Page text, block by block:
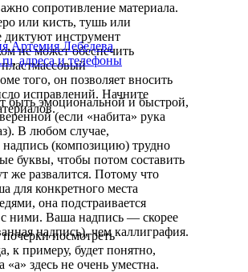
сопротивление материала.
или кисть, тушь или
инструмент
не может обеспечить
того, он позволяет вносить
исправлений. Начните
быть эмоциональной и быстрой,
(если «набита» рука
В любом случае,
(композицию) трудно
буквы, чтобы потом составить
же развалится. Потому что
для конкретного места
она подстраивается
с ними. Ваша надпись — скорее
надпись), чем каллиграфия.
посмотреть
к примеру, будет понятно,
здесь не очень уместна.
Артемия Лебедева
, адреса и телефоны